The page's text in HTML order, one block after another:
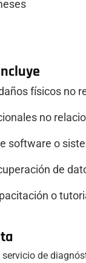
físicos no
no
software o
de
o
de